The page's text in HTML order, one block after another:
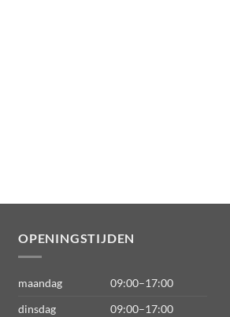
OPENINGSTIJDEN
maandag
09:00–17:00
dinsdag
09:00–17:00